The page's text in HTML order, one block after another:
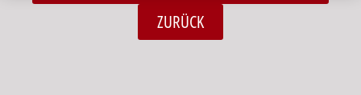
ZURÜCK